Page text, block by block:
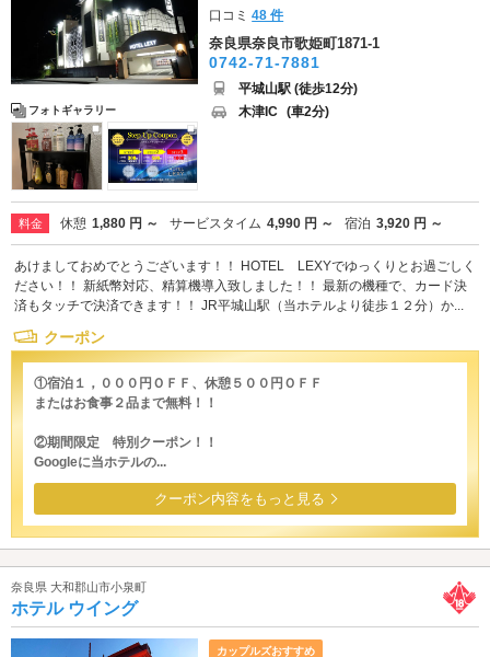
フォトギャラリー
口コミ48 件
奈良県奈良市歌姫町1871-1
0742-71-7881
平城山駅 (徒歩12分)
木津IC (車2分)
料金 休憩 1,880 円 ～ サービスタイム 4,990 円 ～ 宿泊 3,920 円 ～
あけましておめでとうございます！！ HOTEL LEXYでゆっくりとお過ごしく
ださい！！ 新紙幣対応、精算機導入致しました！！ 最新の機種で、カード決
済もタッチで決済できます！！ JR平城山駅（当ホテルより徒歩１２分）か...
クーポン
①宿泊１，０００円ＯＦＦ、休憩５００円ＯＦＦ
またはお食事２品まで無料！！
②期間限定 特別クーポン！！
Googleに当ホテルの...
クーポン内容をもっと見る
奈良県 大和郡山市小泉町
ホテル ウイング
カップルズおすすめ